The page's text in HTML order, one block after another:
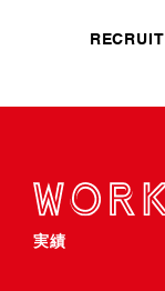
RECRUIT
実績